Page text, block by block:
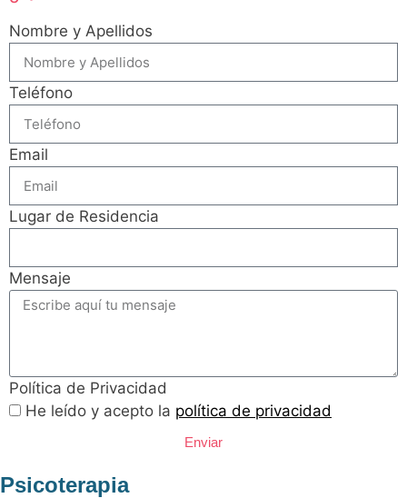
Nombre y Apellidos
Teléfono
Email
Lugar de Residencia
Mensaje
Política de Privacidad
He leído y acepto la política de privacidad
Enviar
Psicoterapia